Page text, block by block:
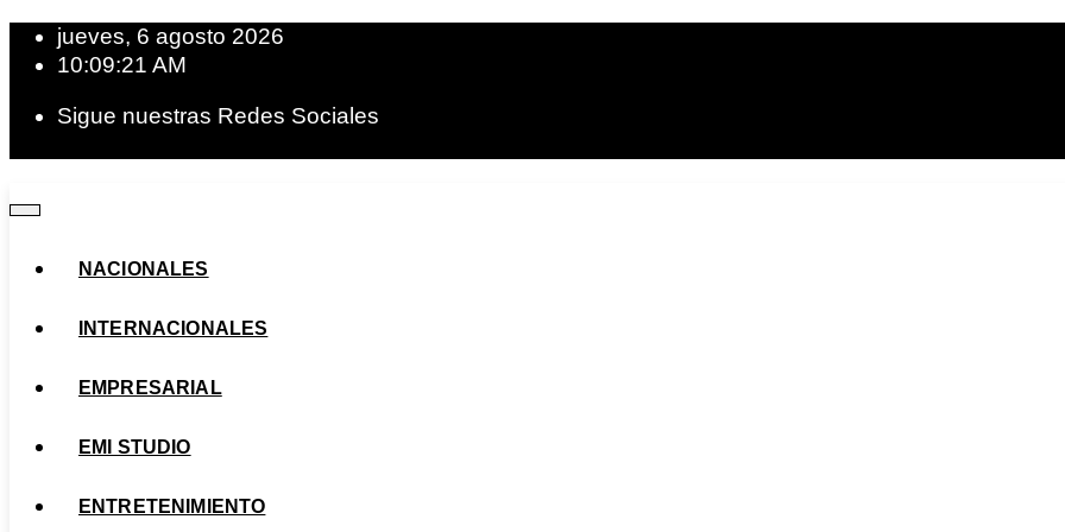
jueves, 6 agosto 2026
10:09:22 AM
Sigue nuestras Redes Sociales
NACIONALES
INTERNACIONALES
EMPRESARIAL
EMI STUDIO
ENTRETENIMIENTO